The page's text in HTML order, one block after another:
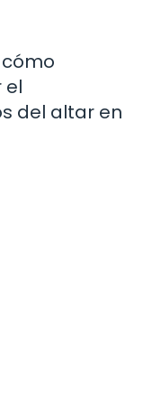
el
del altar en